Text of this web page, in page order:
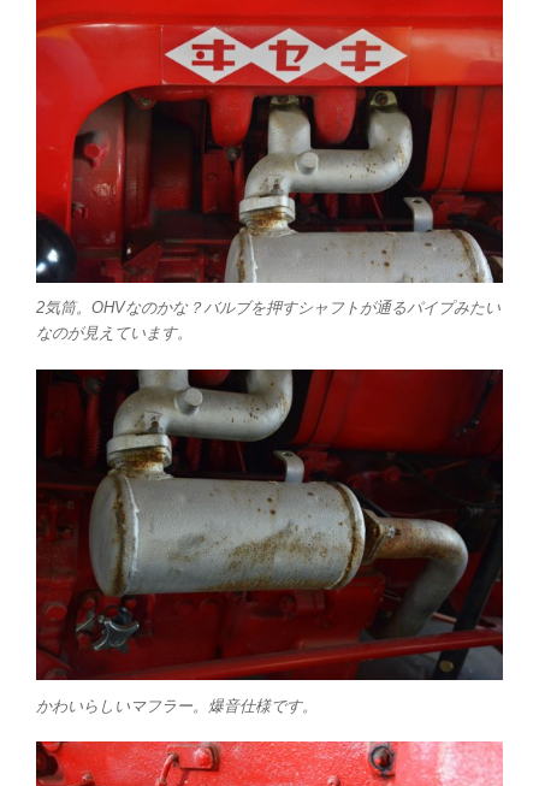
2気筒。OHVなのかな？バルブを押すシャフトが通るパイプみたい
なのが見えています。
かわいらしいマフラー。爆音仕様です。